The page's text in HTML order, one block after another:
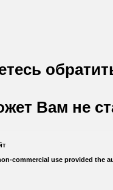
Вам не
commercial use provided the